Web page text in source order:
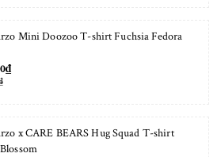
Mini Doozoo T-shirt Fuchsia Fedora
x CARE BEARS Hug Squad T-shirt